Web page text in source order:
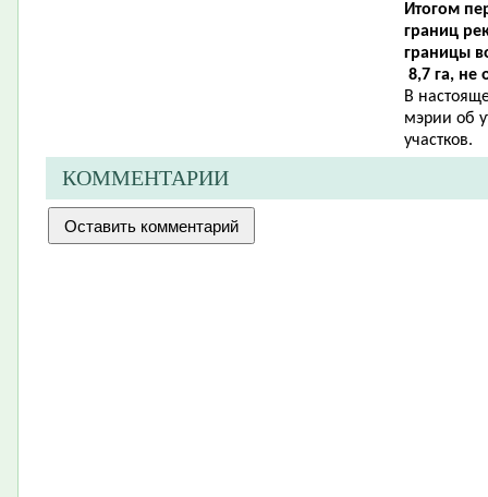
Итогом
границ
границы
8,7 га, не
В
мэрии об
участков.
КОММЕНТАРИИ